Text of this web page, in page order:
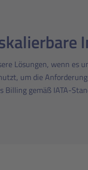
Lösungen, wenn es
um die
Billing gemäß IATA-